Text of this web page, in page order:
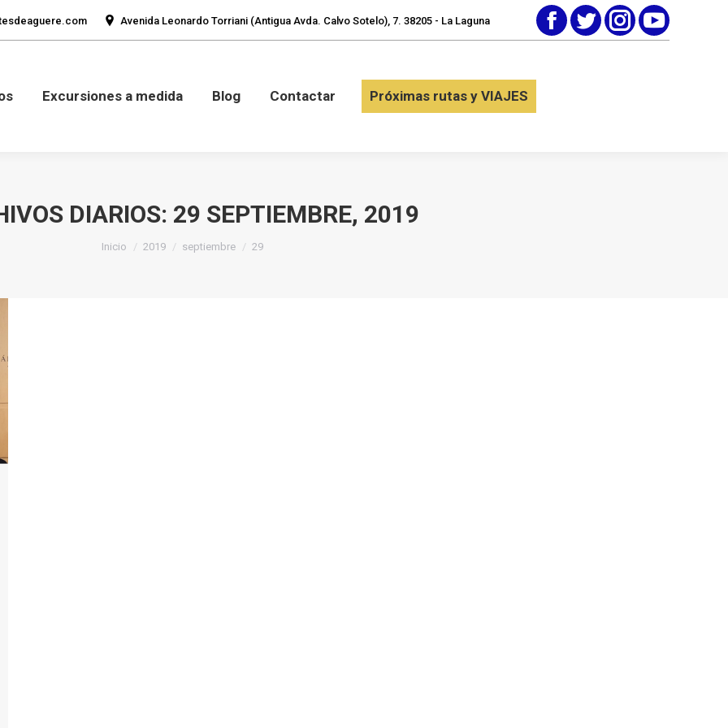
Avenida Leonardo Torriani (Antigua Avda. Calvo Sotelo), 7. 38205 - La Laguna
FacebookTwitterInstagramYouTube
Excursiones a medida Blog Contactar Próximas rutas y VIAJES
DIARIOS: 29 SEPTIEMBRE, 2019
Estás aquí:
Inicio 2019 septiembre 29